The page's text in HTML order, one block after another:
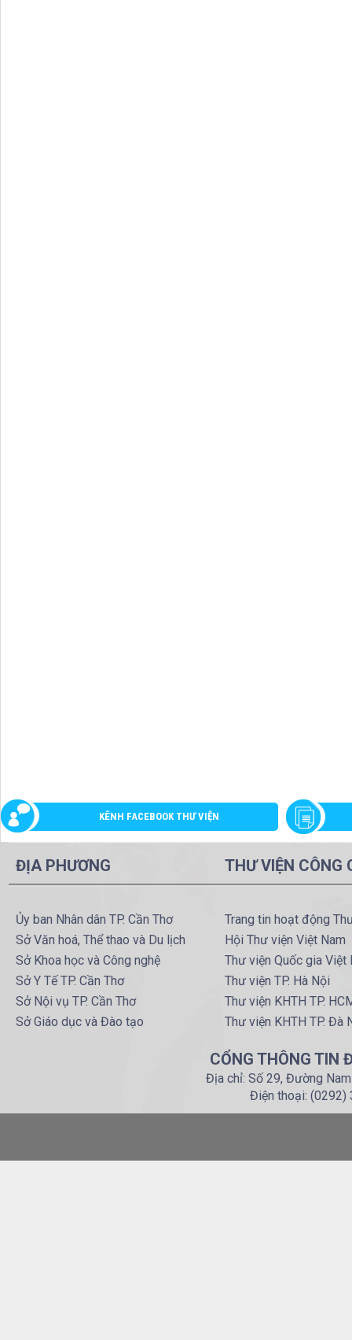
KÊNH FACEBOOK THƯ VIỆN
ĐỊA PHƯƠNG
Ủy ban Nhân dân TP. Cần Thơ
Sở Văn hoá, Thể thao và Du lịch
Sở Khoa học và Công nghệ
Sở Y Tế TP. Cần Thơ
Sở Nội vụ TP. Cần Thơ
Sở Giáo dục và Đào tạo
THƯ VIỆN CÔNG
Trang tin hoạt động
Hội Thư viện Việt Nam
Thư viện Quốc gia Việt
Thư viện TP. Hà Nội
Thư viện KHTH TP.
Thư viện KHTH TP. Đà
CỔNG THÔNG TIN
Địa chỉ: Số 29, Đường
Điện thoại: (0292)